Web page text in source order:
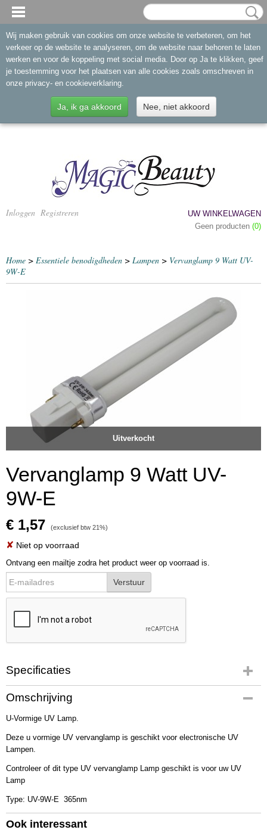
Inloggen Registreren
UW WINKELWAGEN
Geen producten (0)
Home > Essentiele benodigdheden > Lampen > Vervanglamp 9 Watt UV-
9W-E
Uitverkocht
Vervanglamp 9 Watt UV-
9W-E
€ 1,57 (exclusief btw 21%)
✘ Niet op voorraad
Ontvang een mailtje zodra het product weer op voorraad is.
Verstuur
Specificaties
Bruto gewicht
0,03 Kg
Afmetingen (l,b,h)
Omschrijving
U-Vormige UV Lamp.
Deze u vormige UV vervanglamp is geschikt voor electronische UV
Lampen.
Controleer of dit type UV vervanglamp Lamp geschikt is voor uw UV
Lamp
Type: UV-9W-E 365nm
Ook interessant
Wij maken gebruik van cookies om onze website te verbeteren, om het
verkeer op de website te analyseren, om de website naar behoren te laten
werken en voor de koppeling met social media. Door op Ja te klikken, geef
je toestemming voor het plaatsen van alle cookies zoals omschreven in
onze privacy- en cookieverklaring.
Ja, ik ga akkoord Nee, niet akkoord